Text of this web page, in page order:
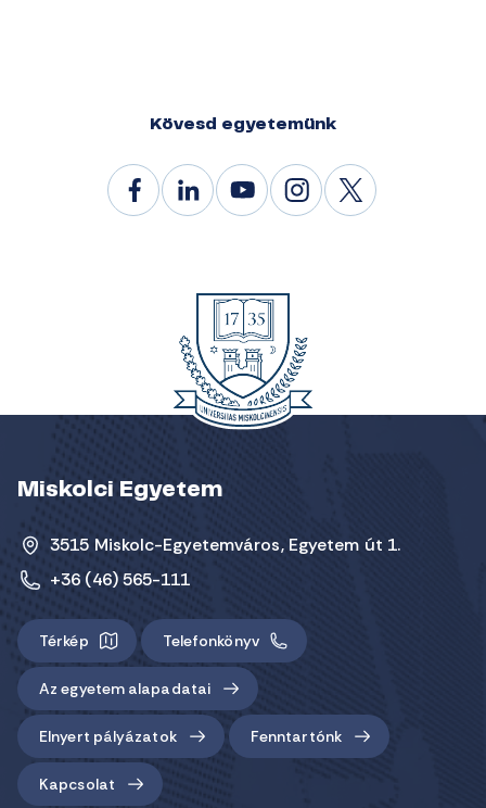
Kövesd egyetemünk
Miskolci Egyetem
3515 Miskolc-Egyetemváros, Egyetem út 1.
+36 (46) 565-111
Térkép Telefonkönyv
Az egyetem alapadatai
Elnyert pályázatok Fenntartónk
Kapcsolat